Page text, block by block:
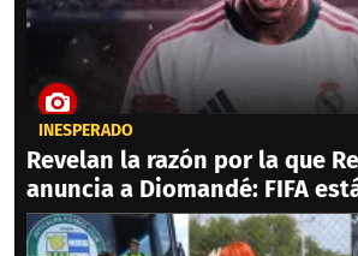
INESPERADO
Revelan la razón por la que
anuncia a Diomandé: FIFA